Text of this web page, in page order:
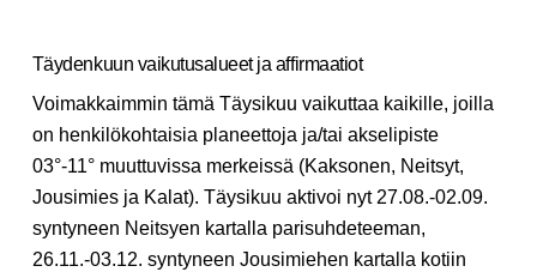
Täydenkuun vaikutusalueet ja affirmaatiot
Voimakkaimmin tämä Täysikuu vaikuttaa kaikille, joilla
on henkilökohtaisia planeettoja ja/tai akselipiste
03°-11° muuttuvissa merkeissä (Kaksonen, Neitsyt,
Jousimies ja Kalat). Täysikuu aktivoi nyt 27.08.-02.09.
syntyneen Neitsyen kartalla parisuhdeteeman,
26.11.-03.12. syntyneen Jousimiehen kartalla kotiin